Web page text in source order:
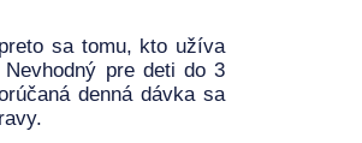
sa tomu, kto užíva
pre deti do 3
denná dávka sa